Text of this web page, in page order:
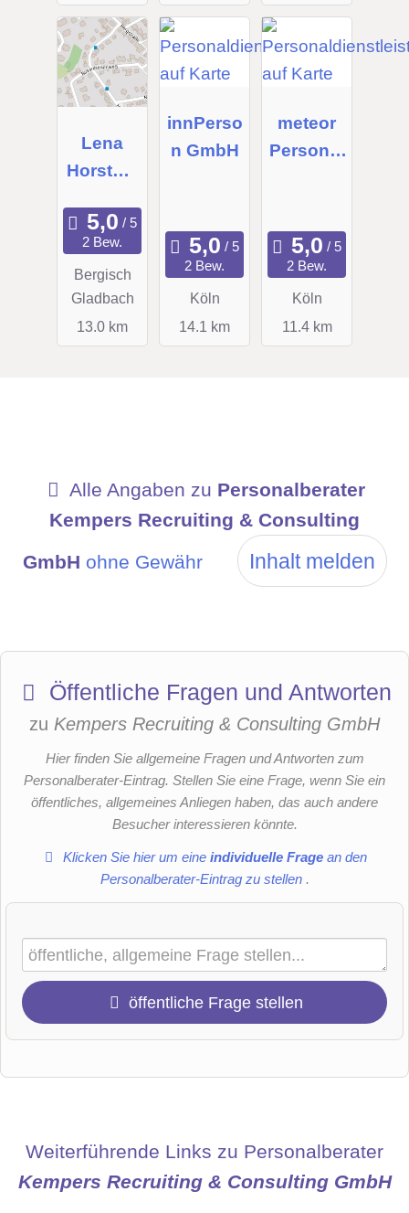
Lena
Horstma
The Best
Recruit
2 Bew.
Bergisch
Gladbach
13.0 km
innPerso
n GmbH
2 Bew.
Köln
14.1 km
meteor
Personal
KGaA
2 Bew.
Köln
11.4 km
Alle Angaben zu Personalberater
Kempers Recruiting & Consulting
GmbH ohne Gewähr Inhalt melden
Öffentliche Fragen und Antworten
zu Kempers Recruiting & Consulting GmbH
Hier finden Sie allgemeine Fragen und Antworten zum
Personalberater-Eintrag. Stellen Sie eine Frage, wenn Sie ein
öffentliches, allgemeines Anliegen haben, das auch andere
Besucher interessieren könnte.
Klicken Sie hier um eineindividuelle Frage an den
Personalberater-Eintrag zu stellen .
öffentliche Frage stellen
Name
Weiterführende Links zu Personalberater
Kempers Recruiting & Consulting GmbH